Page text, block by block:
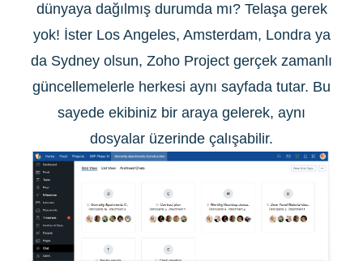
dünyaya dağılmış durumda mı? Telaşa gerek
yok! İster Los Angeles, Amsterdam, Londra ya
da Sydney olsun, Zoho Project gerçek zamanlı
güncellemelerle herkesi aynı sayfada tutar. Bu
sayede ekibiniz bir araya gelerek, aynı
dosyalar üzerinde çalışabilir.